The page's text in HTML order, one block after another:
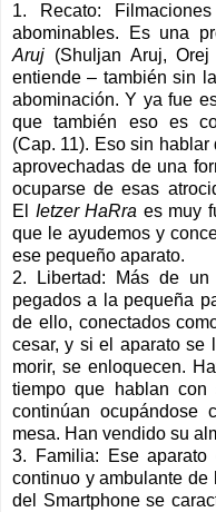
1. Recato:
abominables. Es una
Aruj (Shuljan Aruj,
entiende – también sin
abominación. Y ya fue
que también eso es
(Cap. 11). Eso sin
aprovechadas de una
ocuparse de esas
El Ietzer HaRra es muy
que le ayudemos y
ese pequeño aparato.
2. Libertad: Más de
pegados a la pequeña
de ello, conectados
cesar, y si el aparato se
morir, se enloquecen.
tiempo que hablan con
continúan
mesa. Han vendido su
3. Familia: Ese aparato
continuo y ambulante de
del Smartphone se